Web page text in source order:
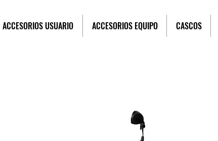
ACCESORIOS USUARIO ACCESORIOS EQUIPO CASCOS